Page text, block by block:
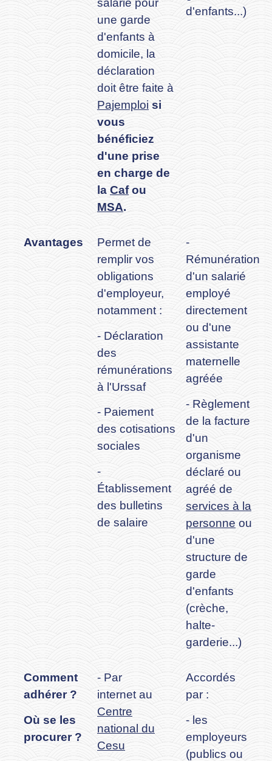
une garde
d'enfants à
domicile, la
déclaration
doit être faite à
Pajemploi si
vous
bénéficiez
d'une prise
en charge de
la Cafou
MSA.
d'enfants...)
Avantages
Permet de
remplir vos
obligations
d'employeur,
notamment :
- Déclaration
des
rémunérations
à l'Urssaf
- Paiement
des cotisations
sociales
-
Établissement
des bulletins
de salaire
-
Rémunération
d'un salarié
employé
directement
ou d'une
assistante
maternelle
agréée
- Règlement
de la facture
d'un
organisme
déclaré ou
agréé de
services à la
personne ou
d'une
structure de
garde
d'enfants
(crèche,
halte-
garderie...)
Comment
adhérer ?
Où se les
procurer ?
- Par
internet au
Centre
national du
Cesu
Accordés
par :
- les
employeurs
(publics ou